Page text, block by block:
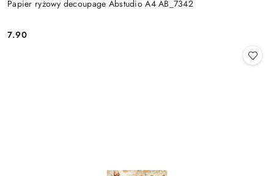
Papier ryżowy decoupage Abstudio A4 AB_7342
Cena:
7.90